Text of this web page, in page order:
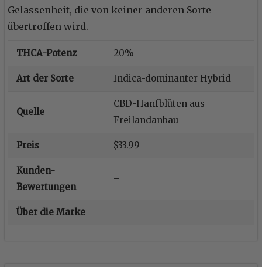
Gelassenheit, die von keiner anderen Sorte
übertroffen wird.
THCA-Potenz 20%
Art der Sorte Indica-dominanter Hybrid
Quelle
CBD-Hanfblüten aus
Freilandanbau
Preis $33.99
Kunden-
Bewertungen
–
Über die Marke –